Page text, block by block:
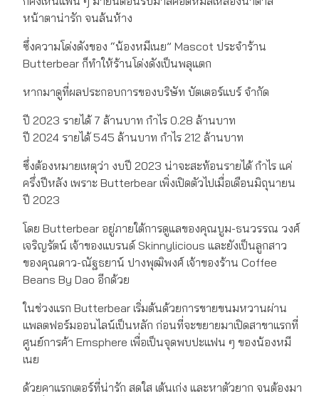
หน้าตาน่ารัก จนล้นห้าง
ซึ่งความโด่งดังของ “น้องหมีเนย” Mascot ประจำร้าน
Butterbear ก็ทำให้ร้านโด่งดังเป็นพลุแตก
หากมาดูที่ผลประกอบการของบริษัท บัตเตอร์แบร์ จำกัด
ปี 2023 รายได้ 7 ล้านบาท กำไร 0.28 ล้านบาท
ปี 2024 รายได้ 545 ล้านบาท กำไร 212 ล้านบาท
ซึ่งต้องหมายเหตุว่า งบปี 2023 น่าจะสะท้อนรายได้ กำไร แค่
ครึ่งปีหลัง เพราะ Butterbear เพิ่งเปิดตัวไปเมื่อเดือนมิถุนายน
ปี 2023
โดย Butterbear อยู่ภายใต้การดูแลของคุณบูม-ธนวรรณ วงศ์
เจริญรัตน์ เจ้าของแบรนด์ Skinnylicious และยังเป็นลูกสาว
ของคุณดาว-ณัฐธยาน์ ปางพุฒิพงศ์ เจ้าของร้าน Coffee
Beans By Dao อีกด้วย
ในช่วงแรก Butterbear เริ่มต้นด้วยการขายขนมหวานผ่าน
แพลตฟอร์มออนไลน์เป็นหลัก ก่อนที่จะขยายมาเปิดสาขาแรกที่
ศูนย์การค้า Emsphere เพื่อเป็นจุดพบปะแฟน ๆ ของน้องหมี
เนย
ด้วยคาแรกเตอร์ที่น่ารัก สดใส เต้นเก่ง และหาตัวยาก จนต้องมา